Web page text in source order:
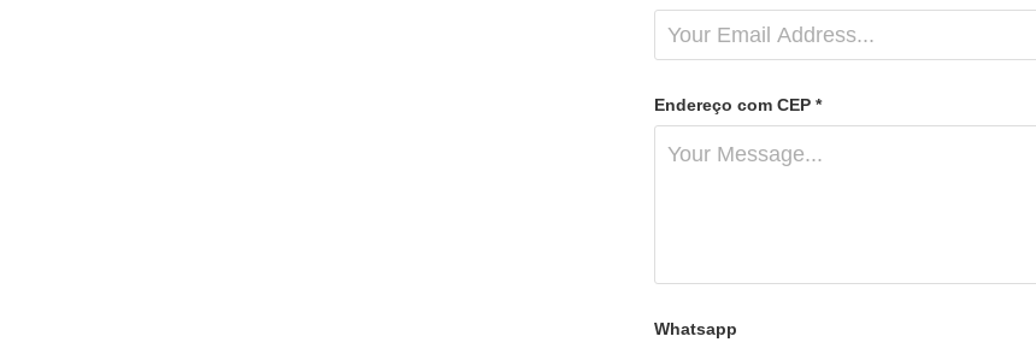
Endereço com CEP *
Whatsapp